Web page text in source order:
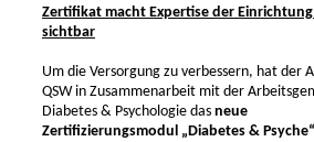
Zertifikat macht Expertise der
sichtbar
Um die Versorgung zu verbessern, hat der
QSW in Zusammenarbeit mit der
Diabetes & Psychologie das neue
Zertifizierungsmodul „Diabetes & Psyche“